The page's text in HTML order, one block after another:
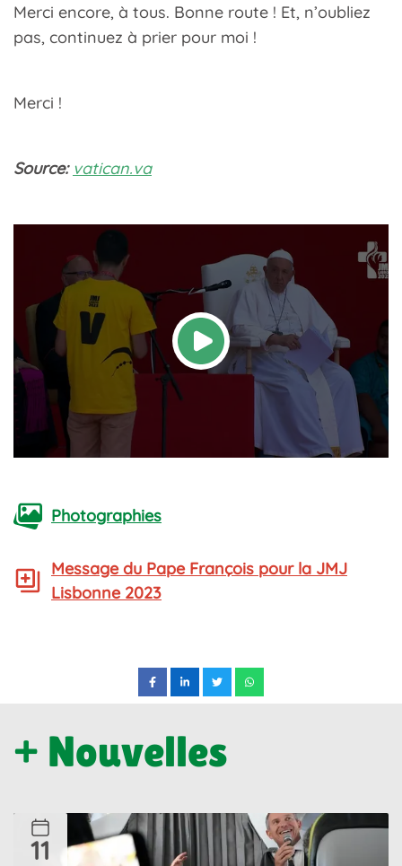
Merci encore, à tous. Bonne route ! Et, n’oubliez
pas, continuez à prier pour moi !
Merci !
Source: vatican.va
Photographies
Message du Pape François pour la JMJ
Lisbonne 2023
+ Nouvelles
11